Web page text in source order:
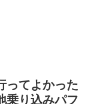
ってよかった
乗り込みパフ